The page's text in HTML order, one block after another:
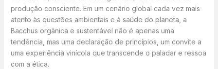
produção consciente. Em um cenário global cada vez mais
atento às questões ambientais e à saúde do planeta, a
Bacchus orgânica e sustentável não é apenas uma
tendência, mas uma declaração de princípios, um convite a
uma experiência vinícola que transcende o paladar e ressoa
com a ética.